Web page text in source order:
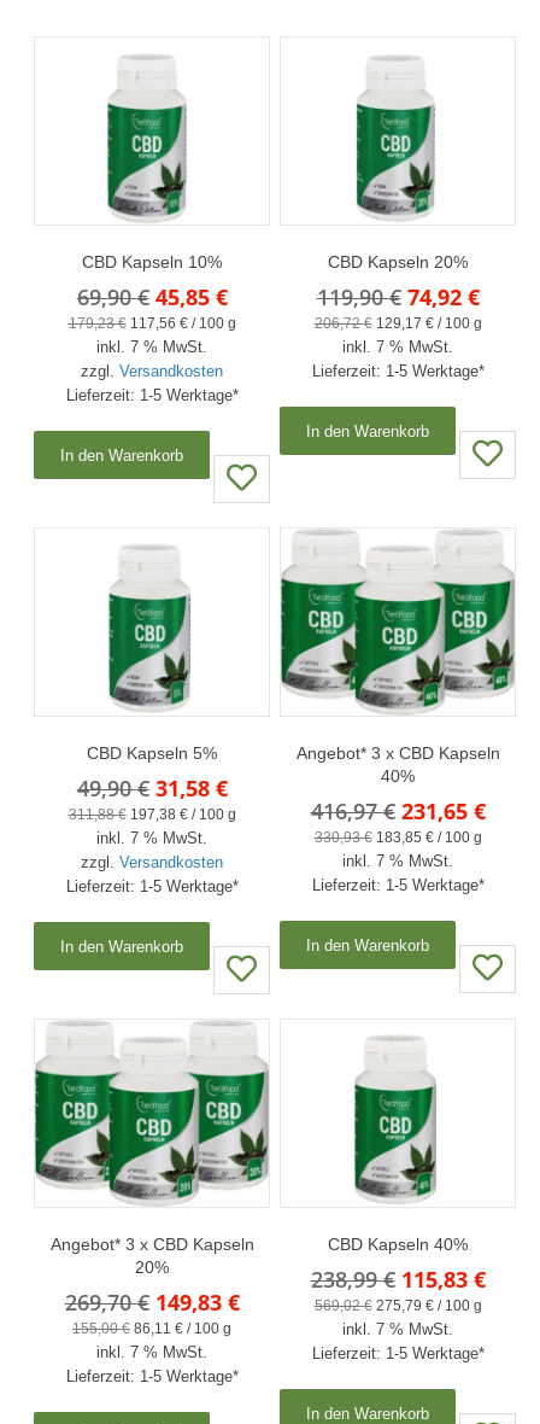
CBD Kapseln 10%
69,90€ Ursprünglicher
Preis
war:
69,90 €
45,85 €Aktueller
Preis
45,85 €.
179,23€ 117,56 €/ 100 g
inkl. 7 % MwSt.
zzgl.Versandkosten
Lieferzeit: 1-5 Werktage*
In den Warenkorb
CBD Kapseln 20%
119,90€
Preis
war:
119,90 €
74,92 €
Preis
74,92
206,72€ 129,17 €/ 100 g
inkl. 7 % MwSt.
Lieferzeit: 1-5 Werktage*
In den Warenkorb
CBD Kapseln 5%
49,90€ Ursprünglicher
Preis
war:
49,90 €
31,58 €Aktueller
Preis
31,58 €.
311,88€ 197,38 €/ 100 g
inkl. 7 % MwSt.
zzgl.Versandkosten
Lieferzeit: 1-5 Werktage*
In den Warenkorb
Angebot* 3 x CBD Kapseln
40%
416,97€
Preis
war:
416,97 €
231,65 €
330,93€ 183,85 €/ 100 g
inkl. 7 % MwSt.
Lieferzeit: 1-5 Werktage*
In den Warenkorb
Angebot* 3 x CBD Kapseln
20%
269,70€ Ursprünglicher
Preis
war:
269,70 €
149,83 €Aktueller
149,83 €.
155,00€ 86,11€ / 100 g
inkl. 7 % MwSt.
Lieferzeit: 1-5 Werktage*
CBD Kapseln 40%
238,99€
Preis
war:
238,99 €
115,83 €
569,02€ 275,79 €/ 100 g
inkl. 7 % MwSt.
Lieferzeit: 1-5 Werktage*
In den Warenkorb